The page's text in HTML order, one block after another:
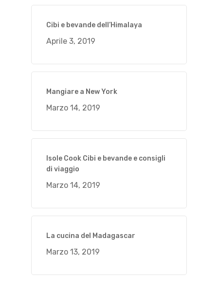
Cibi e bevande dell’Himalaya
Aprile 3, 2019
Mangiare a New York
Marzo 14, 2019
Isole Cook Cibi e bevande e consigli
di viaggio
Marzo 14, 2019
La cucina del Madagascar
Marzo 13, 2019